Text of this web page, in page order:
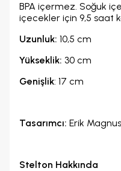
BPA içermez. Soğuk
içecekler için 9,5 saat
Uzunluk: 10,5 cm
Yükseklik: 30 cm
Genişlik: 17 cm
Tasarımcı: Erik
Stelton Hakkında